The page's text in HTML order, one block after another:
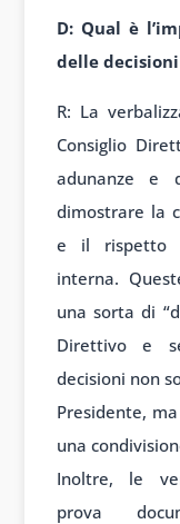
D: Qual è
delle
R: La
Consiglio
adunanze e
dimostrare la
e il rispetto
interna.
una sorta di
Direttivo e
decisioni non
Presidente,
una
Inoltre, le
prova